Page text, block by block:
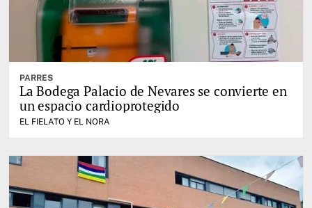
PARRES
La Bodega Palacio de Nevares se convierte en
un espacio cardioprotegido
EL FIELATO Y EL NORA